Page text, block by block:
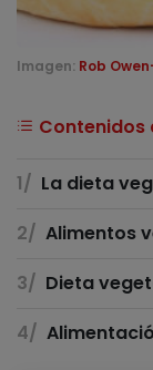
Imagen: Rob
Contenidos
La dieta
Alimentos
Dieta